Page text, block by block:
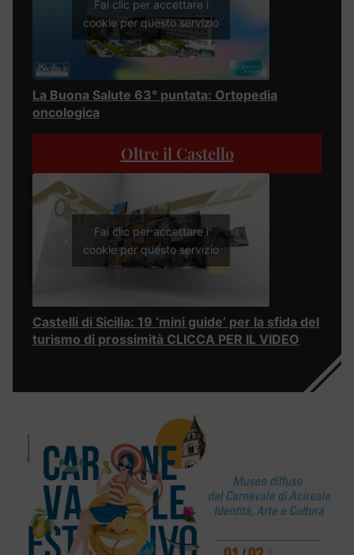
Fai clic per accettare i
cookie per questo servizio
La Buona Salute 63° puntata: Ortopedia
oncologica
Oltre il Castello
Fai clic per accettare i
cookie per questo servizio
Castelli di Sicilia: 19 ‘mini guide’ per la sfida del
turismo di prossimità CLICCA PER IL VIDEO